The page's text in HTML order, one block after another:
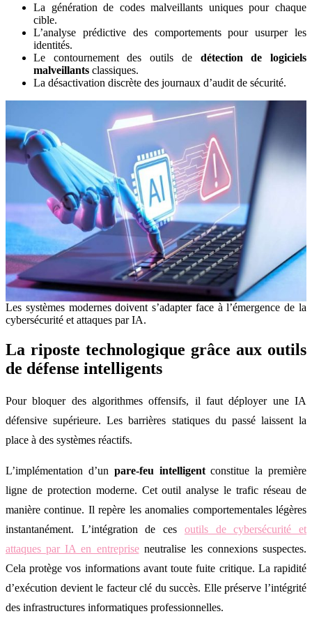
La génération de codes malveillants uniques pour chaque
cible.
L’analyse prédictive des comportements pour usurper les
identités.
Le contournement des outils de détection de logiciels
malveillants classiques.
La désactivation discrète des journaux d’audit de sécurité.
Les systèmes modernes doivent s’adapter face à l’émergence de la
cybersécurité et attaques par IA.
La riposte technologique grâce aux outils
de défense intelligents
Pour bloquer des algorithmes offensifs, il faut déployer une IA
défensive supérieure. Les barrières statiques du passé laissent la
place à des systèmes réactifs.
L’implémentation d’un pare-feu intelligentconstitue la première
ligne de protection moderne. Cet outil analyse le trafic réseau de
manière continue. Il repère les anomalies comportementales légères
instantanément. L’intégration de ces outils de cybersécurité et
attaques par IA en entrepriseneutralise les connexions suspectes.
Cela protège vos informations avant toute fuite critique. La rapidité
d’exécution devient le facteur clé du succès. Elle préserve l’intégrité
des infrastructures informatiques professionnelles.